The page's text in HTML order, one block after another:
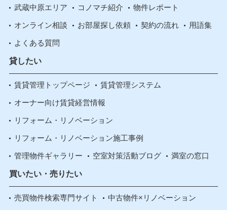
武蔵中原エリア コノマチ紹介 物件レポート
オンライン相談 お部屋探し依頼 契約の流れ 用語集
よくある質問
貸したい
賃貸管理トップページ 賃貸管理システム
オーナー向け賃貸経営情報
リフォーム・リノベーション
リフォーム・リノベーション施工事例
管理物件ギャラリー 空室対策活動ブログ 満室の窓口
買いたい・売りたい
売買物件検索専門サイト 中古物件×リノベーション